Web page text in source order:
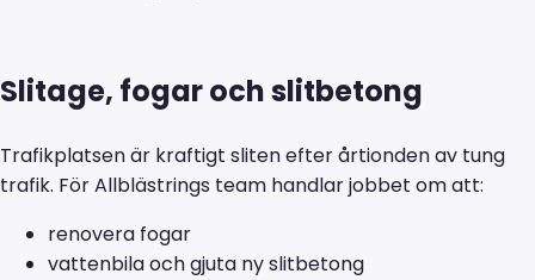
Slitage, fogar och slitbetong
Trafikplatsen är kraftigt sliten efter årtionden av tung
trafik. För Allblästrings team handlar jobbet om att:
renovera fogar
vattenbila och gjuta ny slitbetong